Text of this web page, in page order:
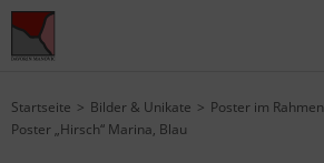
Startseite Bilder & Unikate
Poster im Rahmen
Poster „Hirsch“ Marina, Blau